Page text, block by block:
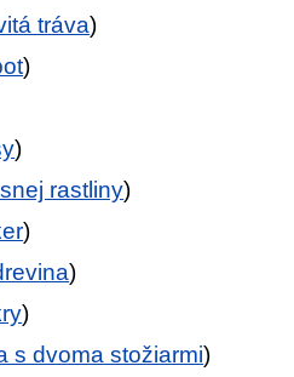
tráva)
)
)
rastliny)
)
)
)
s dvoma stožiarmi)